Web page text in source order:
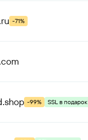
.ru -71%
.com
.shop -99% SSL в подарок